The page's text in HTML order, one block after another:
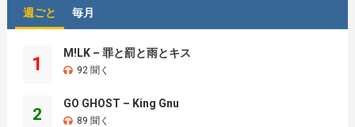
週ごと 毎月
1
M!LK – 罪と罰と雨とキス
92 聞く
2
GO GHOST – King Gnu
89 聞く